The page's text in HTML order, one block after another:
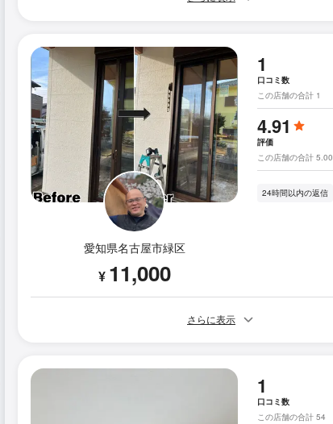
愛知県名古屋市緑区
¥ 11,000
1
口コミ数
この店舗の合計 1
4.91
評価
この店舗の合計 5.00
24時間以内の返信
さらに表示
1
口コミ数
この店舗の合計 54